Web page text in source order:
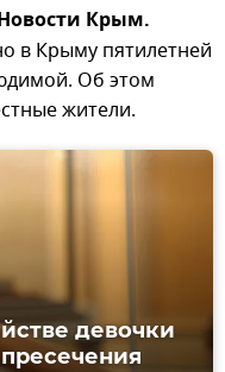
Крым.
в Крыму пятилетней
Об этом
жители.
девочки